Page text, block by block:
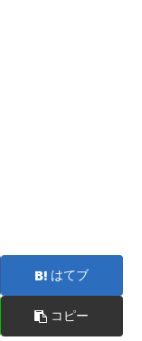
はてブ
コピー